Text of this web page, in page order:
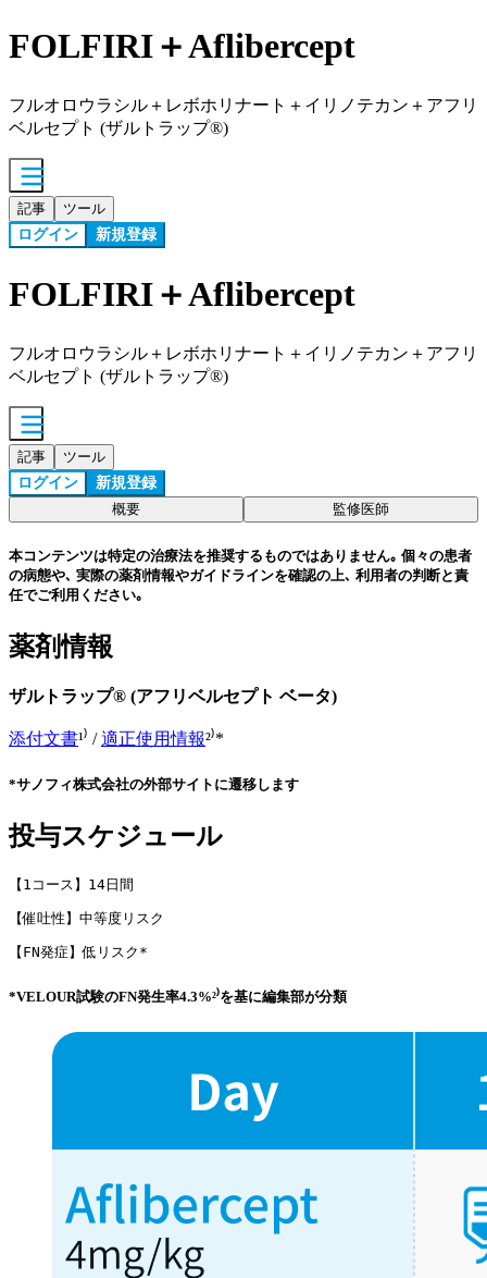
FOLFIRI＋Aflibercept
フルオロウラシル＋レボホリナート＋イリノテカン＋アフリ
ベルセプト (ザルトラップ®)
記事 ツール
ログイン 新規登録
FOLFIRI＋Aflibercept
フルオロウラシル＋レボホリナート＋イリノテカン＋アフリ
ベルセプト (ザルトラップ®)
記事 ツール
ログイン 新規登録
概要 監修医師
本コンテンツは特定の治療法を推奨するものではありません｡ 個々の患者
の病態や､ 実際の薬剤情報やガイドラインを確認の上､ 利用者の判断と責
任でご利用ください｡
薬剤情報
ザルトラップ® (アフリベルセプト ベータ)
添付文書¹⁾ /適正使用情報²⁾*
*サノフィ株式会社の外部サイトに遷移します
投与スケジュール
【1コース】14日間
【催吐性】中等度リスク
【FN発症】低リスク*
*VELOUR試験のFN発生率4.3%²⁾を基に編集部が分類